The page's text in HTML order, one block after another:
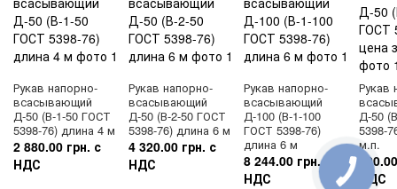
Рукав напорно-
всасывающий
Д-50 (В-1-50 ГОСТ
5398-76) длина 4 м
2 880.00 грн. с
НДС
Рукав напорно-
всасывающий
Д-50 (В-2-50 ГОСТ
5398-76) длина 6 м
4 320.00 грн. с
НДС
Рукав напорно-
всасывающий
Д-100 (В-1-100
ГОСТ 5398-76)
длина 6 м
8 244.00 грн. с
НДС
Рукав
Д-50
5398-
м.п.
НДС